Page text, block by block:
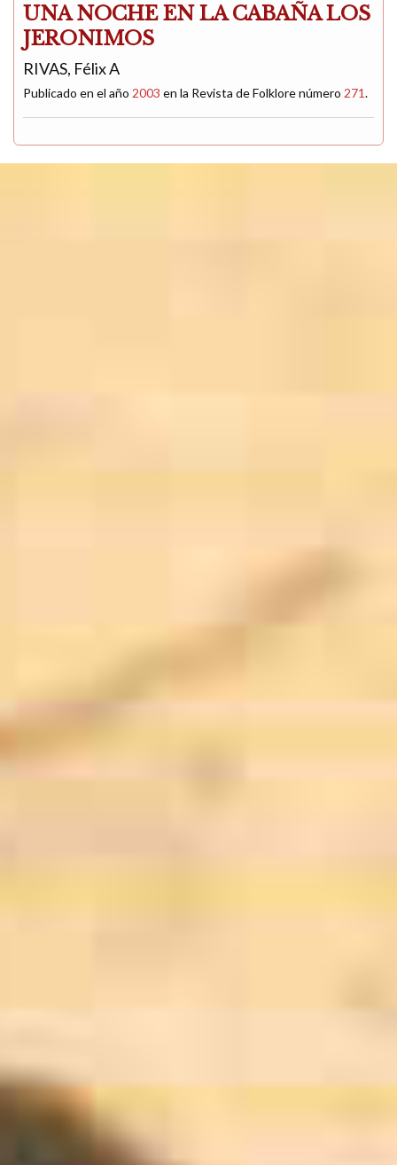
UNA NOCHE EN LA CABAÑA LOS
JERONIMOS
RIVAS, Félix A
Publicado en el año 2003 en la Revista de Folklore número 271.